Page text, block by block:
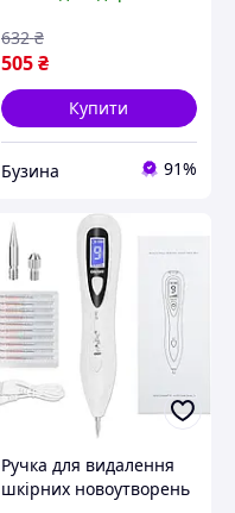
505₴
632 ₴
Купити
Бузина 91%
Ручка для видалення
шкірних новоутворень